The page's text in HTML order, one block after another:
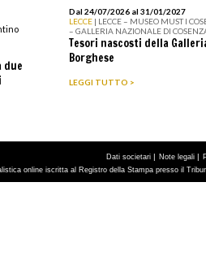
due
Dal 24/07/2026 al 31/01/2027
LECCE | LECCE – MUSEO MUST I
– GALLERIA NAZIONALE DI
Tesori nascosti della
Borghese
LEGGI TUTTO >
Dati societari | Note legali |
online iscritta al Registro della Stampa presso il